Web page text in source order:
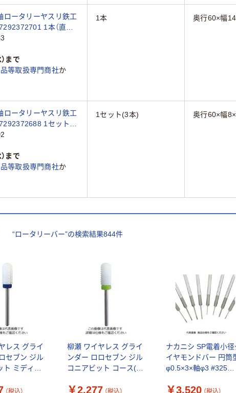
ロータリーヤスリ鉄工
1本（直送
まで
品等取扱専門商社か
1本 奥行60×幅
ロータリーヤスリ鉄工
1セット(3
まで
品等取扱専門商社か
1セット(3本) 奥行60×幅
“ロータリーバー”の検索結果844件
レス グライ
セブン ジル
ト ミディア
12（直送品）
（税込）
柳瀬 ワイヤレス グライ
ンダー ロロセブン ジル
コニアビット コース(粗
4-2112-11（直送品）
￥2,277 （税込）
ナカニシ SP電着小径
イヤモンドバー 円筒
φ0.5×3×軸φ3 #325
送品）
￥3,520 （税込）